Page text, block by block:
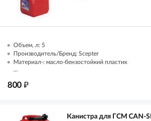
Объем, л: 5
Производитель/Бренд: Scepter
Материал-: масло-бензостойкий пластик
...
800 ₽
Канистра для ГСМ CAN-